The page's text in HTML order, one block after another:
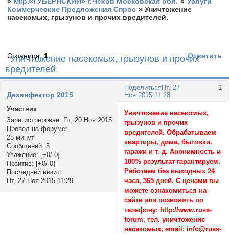
Коммерческие Предложения Спрос »Уничтожение
насекомых, грызунов и прочих вредителей.
Уничтожение насекомых, грызунов и прочих
вредителей.
Страница:1 Ответить
Поделиться 1
Пт, 27
Ноя 2015 11:28
Дезинфектор 2015
Участник
Зарегистрирован: Пт, 20 Ноя 2015
Провел на форуме:
28 минут
Сообщений: 5
Уважение: [+0/-0]
Позитив: [+0/-0]
Последний визит:
Пт, 27 Ноя 2015 11:29
Уничтожение насекомых,
грызунов и прочих
вредителей. Обрабатываем
квартиры, дома, бытовки,
гаражи и т. д. Анонимность и
100% результат гарантируем.
Работаем без выходных 24
часа, 365 дней. С ценами вы
можете ознакомиться на
сайте или позвонить по
телефону: http://www.russ-
forum, тел. уничтожение
насекомых, email: info@russ-